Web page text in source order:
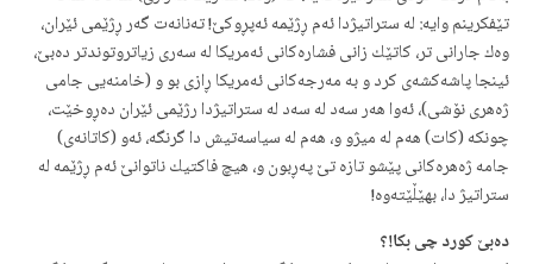
تێفكرینم وایه‌: له‌ ستراتیژدا ئه‌م ڕژێمه‌ ئه‌پڕوكێ! ته‌نانه‌ت گه‌ر ڕژێمی ئێران،
وه‌ك جارانی تر، كاتێك زانی فشاره‌كانی ئه‌مریكا له‌ سه‌ری زیاتروتوندتر ده‌بێ،
ئینجا پاشه‌كشه‌ی كرد و به‌ مه‌رجه‌كانی ئه‌مریكا ڕازی بو و (خامنه‌یی جامی
ژه‌هری نۆشی)، ئه‌وا هه‌ر سه‌د له‌ سه‌د له‌ ستراتیژدا رژێمی ئێران ده‌ڕوخێت،
چونكه‌ (كات) هه‌م له‌ میژو و، هه‌م له‌ سیاسه‌تیش دا گرنگه‌، ئه‌و (كاتانه‌ی)
جامه‌ ژه‌هره‌كانی پێشو تازه‌ تێ په‌ڕبون و، هیچ فاكتیك ناتوانێ ئه‌م ڕژێمه‌ له‌
ستراتیژ دا، بهێڵێته‌وه‌!
ده‌بێ كورد چی بكا!؟